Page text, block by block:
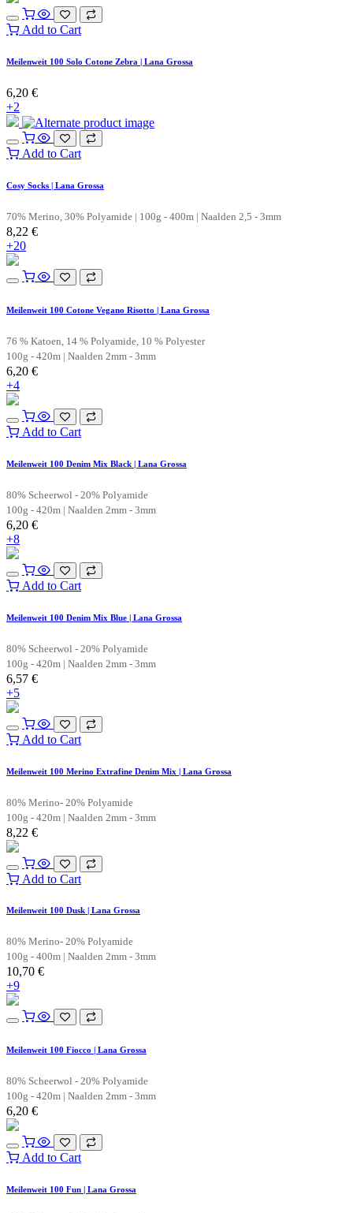
Add to Cart
Meilenweit 100 Solo Cotone Zebra | Lana Grossa
6,20 €
+2
Add to Cart
Cosy Socks | Lana Grossa
70% Merino, 30% Polyamide | 100g - 400m | Naalden 2,5 - 3mm
8,22 €
+20
Meilenweit 100 Cotone Vegano Risotto | Lana Grossa
76 % Katoen, 14 % Polyamide, 10 % Polyester
100g - 420m | Naalden 2mm - 3mm
6,20 €
+4
Add to Cart
Meilenweit 100 Denim Mix Black | Lana Grossa
80% Scheerwol - 20% Polyamide
100g - 420m | Naalden 2mm - 3mm
6,20 €
+8
Add to Cart
Meilenweit 100 Denim Mix Blue | Lana Grossa
80% Scheerwol - 20% Polyamide
100g - 420m | Naalden 2mm - 3mm
6,57 €
+5
Add to Cart
Meilenweit 100 Merino Extrafine Denim Mix | Lana Grossa
80% Merino- 20% Polyamide
100g - 420m | Naalden 2mm - 3mm
8,22 €
Add to Cart
Meilenweit 100 Dusk | Lana Grossa
80% Merino- 20% Polyamide
100g - 400m | Naalden 2mm - 3mm
10,70 €
+9
Meilenweit 100 Fiocco | Lana Grossa
80% Scheerwol - 20% Polyamide
100g - 420m | Naalden 2mm - 3mm
6,20 €
Add to Cart
Meilenweit 100 Fun | Lana Grossa